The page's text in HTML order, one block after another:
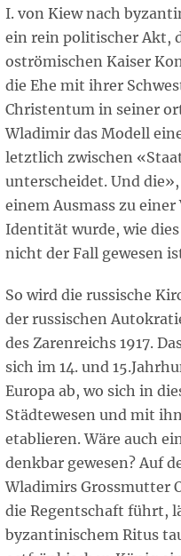
I. von Kiew nach
ein rein politischer Akt,
oströmischen Kaiser
die Ehe mit ihrer
Christentum in seiner
Wladimir das Modell
letztlich zwischen
unterscheidet. Und
einem Ausmass zu
Identität wurde, wie
nicht der Fall gewesen
So wird die russische
der russischen
des Zarenreichs 1917.
sich im 14. und
Europa ab, wo sich in
Städtewesen und mit
etablieren. Wäre auch
denkbar gewesen? Auf
Wladimirs Grossmutter
die Regentschaft führt,
byzantinischem Ritus